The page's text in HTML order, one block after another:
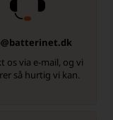
os via e-mail, og vi
så hurtig vi kan.